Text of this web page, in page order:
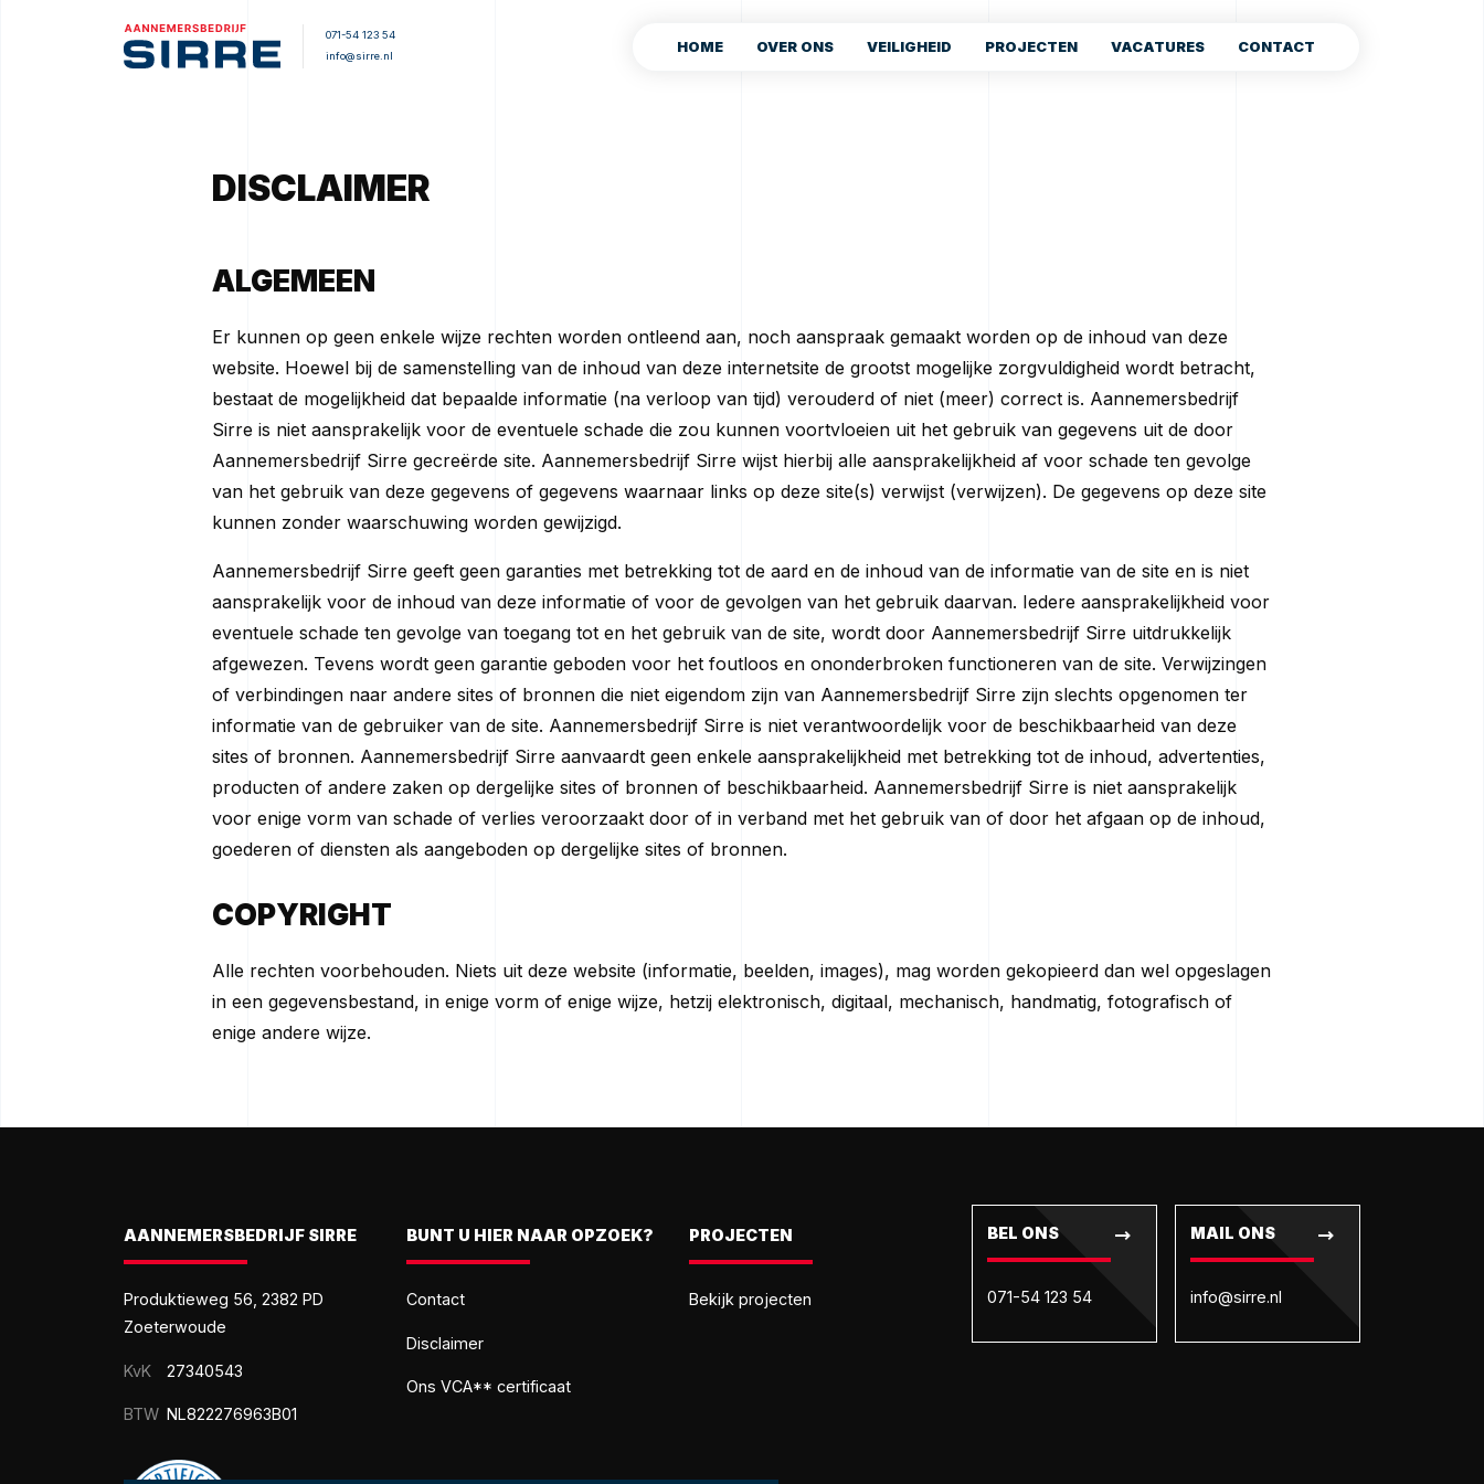
071-54 123 54
info@sirre.nl
HOME OVER ONS VEILIGHEID PROJECTEN VACATURES CONTACT
DISCLAIMER
ALGEMEEN
Er kunnen op geen enkele wijze rechten worden ontleend aan, noch aanspraak gemaakt worden op de inhoud van deze
website. Hoewel bij de samenstelling van de inhoud van deze internetsite de grootst mogelijke zorgvuldigheid wordt betracht,
bestaat de mogelijkheid dat bepaalde informatie (na verloop van tijd) verouderd of niet (meer) correct is. Aannemersbedrijf
Sirre is niet aansprakelijk voor de eventuele schade die zou kunnen voortvloeien uit het gebruik van gegevens uit de door
Aannemersbedrijf Sirre gecreërde site. Aannemersbedrijf Sirre wijst hierbij alle aansprakelijkheid af voor schade ten gevolge
van het gebruik van deze gegevens of gegevens waarnaar links op deze site(s) verwijst (verwijzen). De gegevens op deze site
kunnen zonder waarschuwing worden gewijzigd.
Aannemersbedrijf Sirre geeft geen garanties met betrekking tot de aard en de inhoud van de informatie van de site en is niet
aansprakelijk voor de inhoud van deze informatie of voor de gevolgen van het gebruik daarvan. Iedere aansprakelijkheid voor
eventuele schade ten gevolge van toegang tot en het gebruik van de site, wordt door Aannemersbedrijf Sirre uitdrukkelijk
afgewezen. Tevens wordt geen garantie geboden voor het foutloos en ononderbroken functioneren van de site. Verwijzingen
of verbindingen naar andere sites of bronnen die niet eigendom zijn van Aannemersbedrijf Sirre zijn slechts opgenomen ter
informatie van de gebruiker van de site. Aannemersbedrijf Sirre is niet verantwoordelijk voor de beschikbaarheid van deze
sites of bronnen. Aannemersbedrijf Sirre aanvaardt geen enkele aansprakelijkheid met betrekking tot de inhoud, advertenties,
producten of andere zaken op dergelijke sites of bronnen of beschikbaarheid. Aannemersbedrijf Sirre is niet aansprakelijk
voor enige vorm van schade of verlies veroorzaakt door of in verband met het gebruik van of door het afgaan op de inhoud,
goederen of diensten als aangeboden op dergelijke sites of bronnen.
COPYRIGHT
Alle rechten voorbehouden. Niets uit deze website (informatie, beelden, images), mag worden gekopieerd dan wel opgeslagen
in een gegevensbestand, in enige vorm of enige wijze, hetzij elektronisch, digitaal, mechanisch, handmatig, fotografisch of
enige andere wijze.
AANNEMERSBEDRIJF SIRRE
Produktieweg 56, 2382 PD
Zoeterwoude
KvK 27340543
BTW NL822276963B01
BUNT U HIER NAAR OPZOEK?
Contact
Disclaimer
Ons VCA** certificaat
PROJECTEN
Bekijk projecten
BEL ONS
071-54 123 54
MAIL ONS
info@sirre.nl